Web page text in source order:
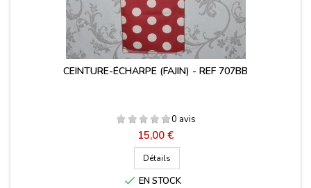
CEINTURE-ÉCHARPE (FAJIN) - REF 707BB
0 avis
Prix
15,00 €
Détails
 EN STOCK